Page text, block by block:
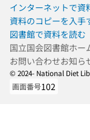
インターネットで資
資料のコピーを入手
図書館で資料を読む
国立国会図書館ホー
お問い合わせお知ら
© 2024- National Diet
画面番号102